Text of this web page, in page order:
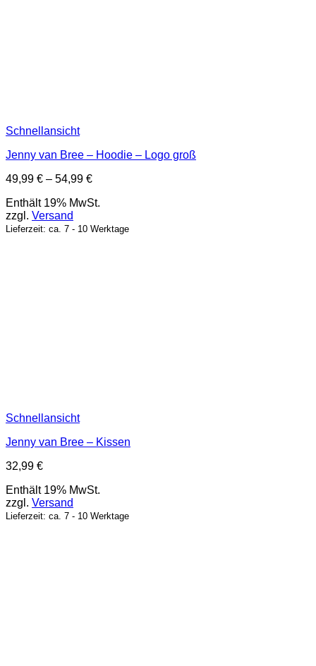
Schnellansicht
Jenny van Bree – Hoodie – Logo groß
49,99 € – 54,99 €Preisspanne:
bis
Enthält 19% MwSt.
zzgl. Versand
Lieferzeit: ca. 7 - 10 Werktage
Schnellansicht
Jenny van Bree – Kissen
32,99 €
Enthält 19% MwSt.
zzgl. Versand
Lieferzeit: ca. 7 - 10 Werktage